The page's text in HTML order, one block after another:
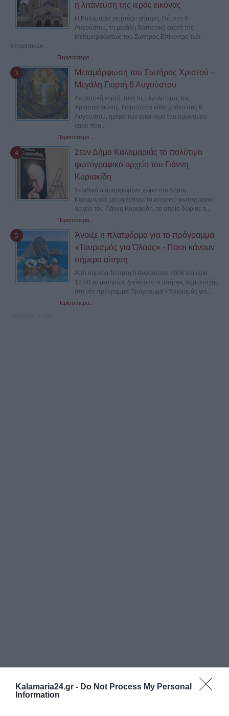
Kalamaria24.gr - Do Not Process My Personal
Information
η λιτάνευση της ιεράς εικόνας
Η Καλαμαριά γιορτάζει σήμερα, Πέμπτη 6
Αυγούστου, τη μεγάλη δεσποτική εορτή της
Μεταμορφώσεως του Σωτήρος.Επίκεντρο των
λατρευτικών...
Περισσότερα...
Μεταμόρφωση του Σωτήρος Χριστού –
Μεγάλη Γιορτή 6 Αυγούστου
Δεσποτική εορτή, από τις μεγαλύτερες της
Χριστιανοσύνης. Γιορτάζεται κάθε χρόνο στις 6
Αυγούστου, ημέρα των εγκαινίων του ομώνυμου
ναού που...
Περισσότερα...
Στον Δήμο Καλαμαριάς το πολύτιμο
φωτογραφικό αρχείο του Γιάννη
Κυριακίδη
Σε ειδικά διαμορφωμένο χώρο του Δήμου
Καλαμαριάς μεταφέρθηκε το ιστορικό φωτογραφικό
αρχείο του Γιάννη Κυριακίδη, το οποίο δώρισε η...
Περισσότερα...
Άνοιξε η πλατφόρμα για το πρόγραμμα
«Τουρισμός για Όλους» - Ποιοι κάνουν
σήμερα αίτηση
Από σήμερα Τετάρτη 5 Αυγούστου 2026 και ώρα
12:00 το μεσημέρι, ξεκίνησαν οι αιτήσεις συμμετοχής
στο νέο πρόγραμμα Πρόγραμμα «Τουρισμός για...
Περισσότερα...